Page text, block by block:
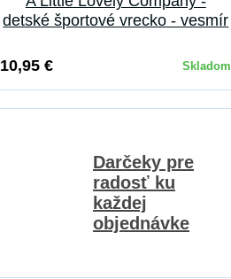
detské športové vrecko - vesmír
10,95 € Skladom
Darčeky pre
radosť ku
každej
objednávke